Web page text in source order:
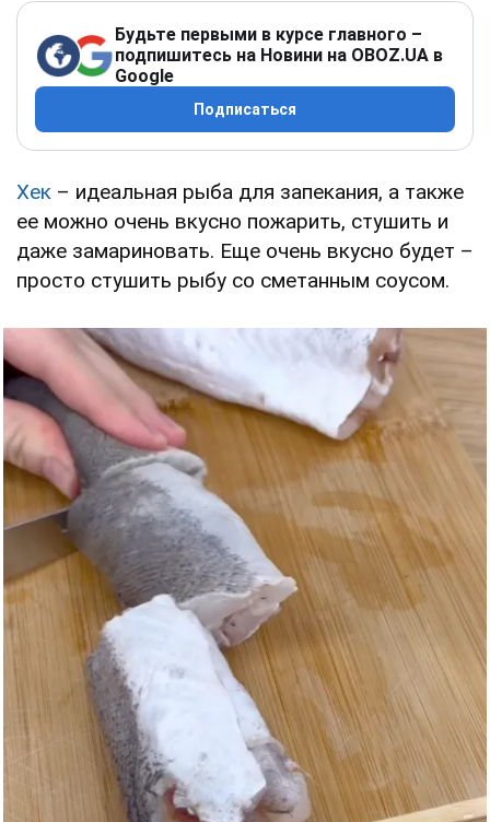
Будьте первыми в курсе главного –
подпишитесь на Новини на OBOZ.UA в
Google
Подписаться
Хек – идеальная рыба для запекания, а также
ее можно очень вкусно пожарить, стушить и
даже замариновать. Еще очень вкусно будет –
просто стушить рыбу со сметанным соусом.